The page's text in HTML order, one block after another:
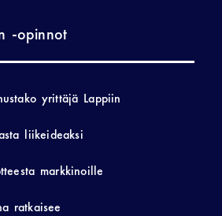
-opinnot
yrittäjä Lappiin
liikeideaksi
markkinoille
ratkaisee